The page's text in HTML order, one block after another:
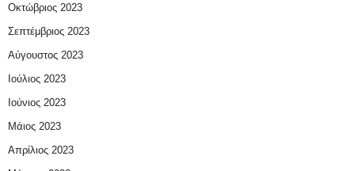
Οκτώβριος 2023
Σεπτέμβριος 2023
Αύγουστος 2023
Ιούλιος 2023
Ιούνιος 2023
Μάιος 2023
Απρίλιος 2023